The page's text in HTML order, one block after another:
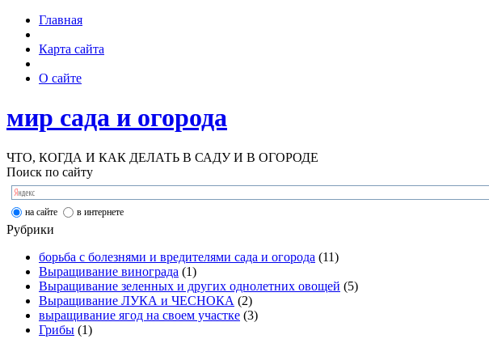
Главная
Карта сайта
О сайте
мир сада и огорода
ЧТО, КОГДА И КАК ДЕЛАТЬ В САДУ И В ОГОРОДЕ
Поиск по сайту
на сайте в интернете
Рубрики
борьба с болезнями и вредителями сада и огорода (11)
Выращивание винограда (1)
Выращивание зеленных и других однолетних овощей (5)
Выращивание ЛУКА и ЧЕСНОКА (2)
выращивание ягод на своем участке (3)
Грибы (1)